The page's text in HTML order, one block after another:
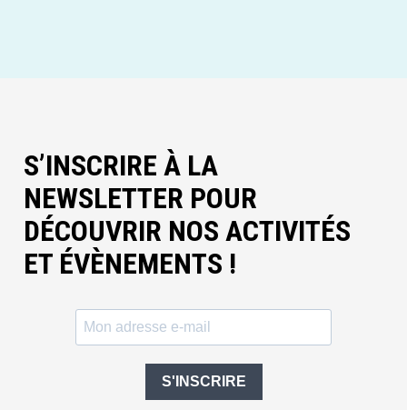
S’INSCRIRE À LA
NEWSLETTER POUR
DÉCOUVRIR NOS ACTIVITÉS
ET ÉVÈNEMENTS !
S'INSCRIRE